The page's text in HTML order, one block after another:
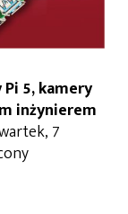
Pi 5, kamery
inżynierem
7